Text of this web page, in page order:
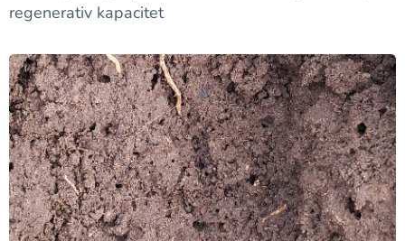
regenerativ kapacitet